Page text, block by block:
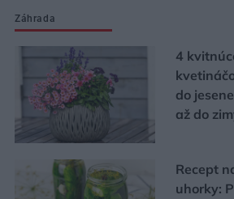
Záhrada
4
do
až do
Recept
uhorky: